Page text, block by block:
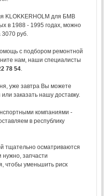
KLOKKERHOLM для БМВ
в 1988 - 1995 годах, можно
3070 руб.
с подбором ремонтной
нам, наши специалисты
78 54.
уже завтра Вы можете
заказать нашу доставку.
компаниями -
в республику
тщательно осматриваются
запчасти
чтобы уменьшить риск